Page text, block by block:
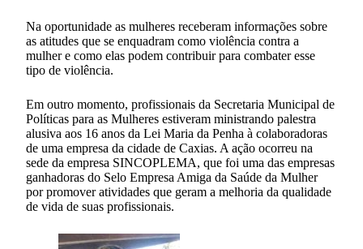
Na oportunidade as mulheres receberam informações sobre
as atitudes que se enquadram como violência contra a
mulher e como elas podem contribuir para combater esse
tipo de violência.
Em outro momento, profissionais da Secretaria Municipal de
Políticas para as Mulheres estiveram ministrando palestra
alusiva aos 16 anos da Lei Maria da Penha à colaboradoras
de uma empresa da cidade de Caxias. A ação ocorreu na
sede da empresa SINCOPLEMA, que foi uma das empresas
ganhadoras do Selo Empresa Amiga da Saúde da Mulher
por promover atividades que geram a melhoria da qualidade
de vida de suas profissionais.